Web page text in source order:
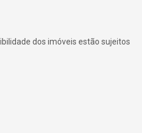
dos imóveis estão sujeitos